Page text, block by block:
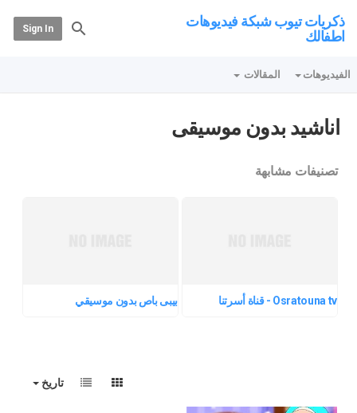
ذكريات تيوب شبكة فيديوهات
اطفالك
Sign In
الفيديوهات المقالات
اناشيد بدون موسيقى
تصنيفات مشابهة
Osratouna tv - قناة أسرتنا بيبى باص بدون موسيقي
تاريخ